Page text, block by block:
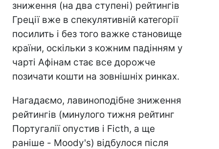
зниження (на два ступені) рейтингів
Греції вже в спекулятивній категорії
посилить і без того важке становище
країни, оскільки з кожним падінням у
чарті Афінам стає все дорожче
позичати кошти на зовнішніх ринках.
Нагадаємо, лавиноподібне зниження
рейтингів (минулого тижня рейтинг
Португалії опустив і Ficth, а ще
раніше - Moody's) відбулося після